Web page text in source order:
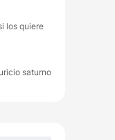
los quiere
saturno